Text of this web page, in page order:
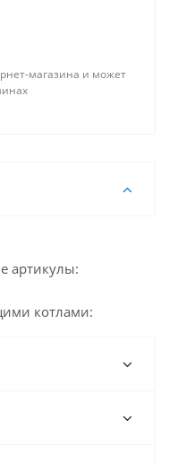
магазина и может
артикулы:
котлами: